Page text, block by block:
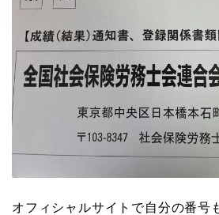
オフィシャルサイトで自分の番号